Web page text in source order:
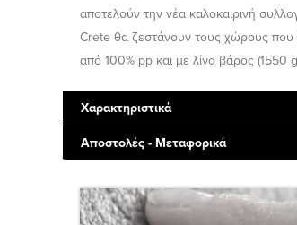
αποτελούν την νέα καλοκαιρινή
Crete θα ζεστάνουν τους χώρους
από 100% pp και με λίγο βάρος (1550
Χαρακτηριστικά
Αποστολές - Μεταφορικά